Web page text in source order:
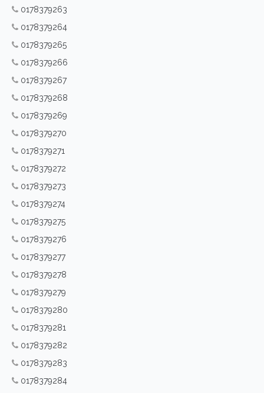
0178379263
0178379264
0178379265
0178379266
0178379267
0178379268
0178379269
0178379270
0178379271
0178379272
0178379273
0178379274
0178379275
0178379276
0178379277
0178379278
0178379279
0178379280
0178379281
0178379282
0178379283
0178379284